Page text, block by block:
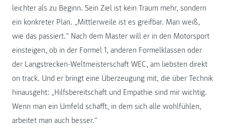
leichter als zu Beginn. Sein Ziel ist kein Traum mehr, sondern
ein konkreter Plan. „Mittlerweile ist es greifbar. Man weiß,
wie das passiert.“ Nach dem Master will er in den Motorsport
einsteigen, ob in der Formel 1, anderen Formelklassen oder
der Langstrecken-Weltmeisterschaft WEC, am liebsten direkt
on track. Und er bringt eine Überzeugung mit, die über Technik
hinausgeht: „Hilfsbereitschaft und Empathie sind mir wichtig.
Wenn man ein Umfeld schafft, in dem sich alle wohlfühlen,
arbeitet man auch besser.“